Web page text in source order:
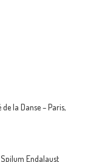
de la Danse – Paris,
Spilum Endalaust